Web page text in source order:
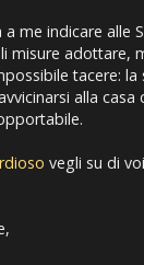
me indicare alle
misure adottare,
tacere: la
alla casa
vegli su di